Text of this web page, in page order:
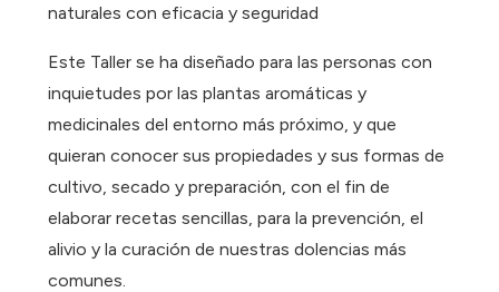
naturales con eficacia y seguridad
Este Taller se ha diseñado para las personas con
inquietudes por las plantas aromáticas y
medicinales del entorno más próximo, y que
quieran conocer sus propiedades y sus formas de
cultivo, secado y preparación, con el fin de
elaborar recetas sencillas, para la prevención, el
alivio y la curación de nuestras dolencias más
comunes.